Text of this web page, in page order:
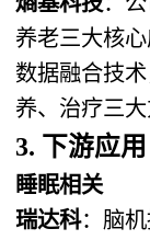
养老三大核
数据融合技
养、治疗三大
3. 下游应用
睡眠相关
瑞达科：脑